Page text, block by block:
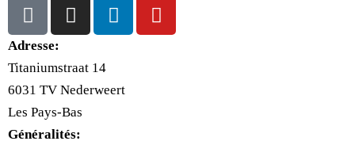
Adresse:
Titaniumstraat 14
6031 TV Nederweert
Les Pays-Bas
Généralités: